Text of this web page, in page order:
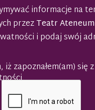
informacje na
przezTeatr Ateneum
i podaj swój
iż zapoznałem(am) się